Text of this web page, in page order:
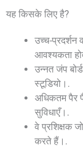
यह किसके लिए है?
उच्च-
आवश्यकता
उन्नत जंप
स्टूडियो।.
अधिकतम पैर
सुविधाएँ।.
वे प्रशिक्षक
करते हैं।.